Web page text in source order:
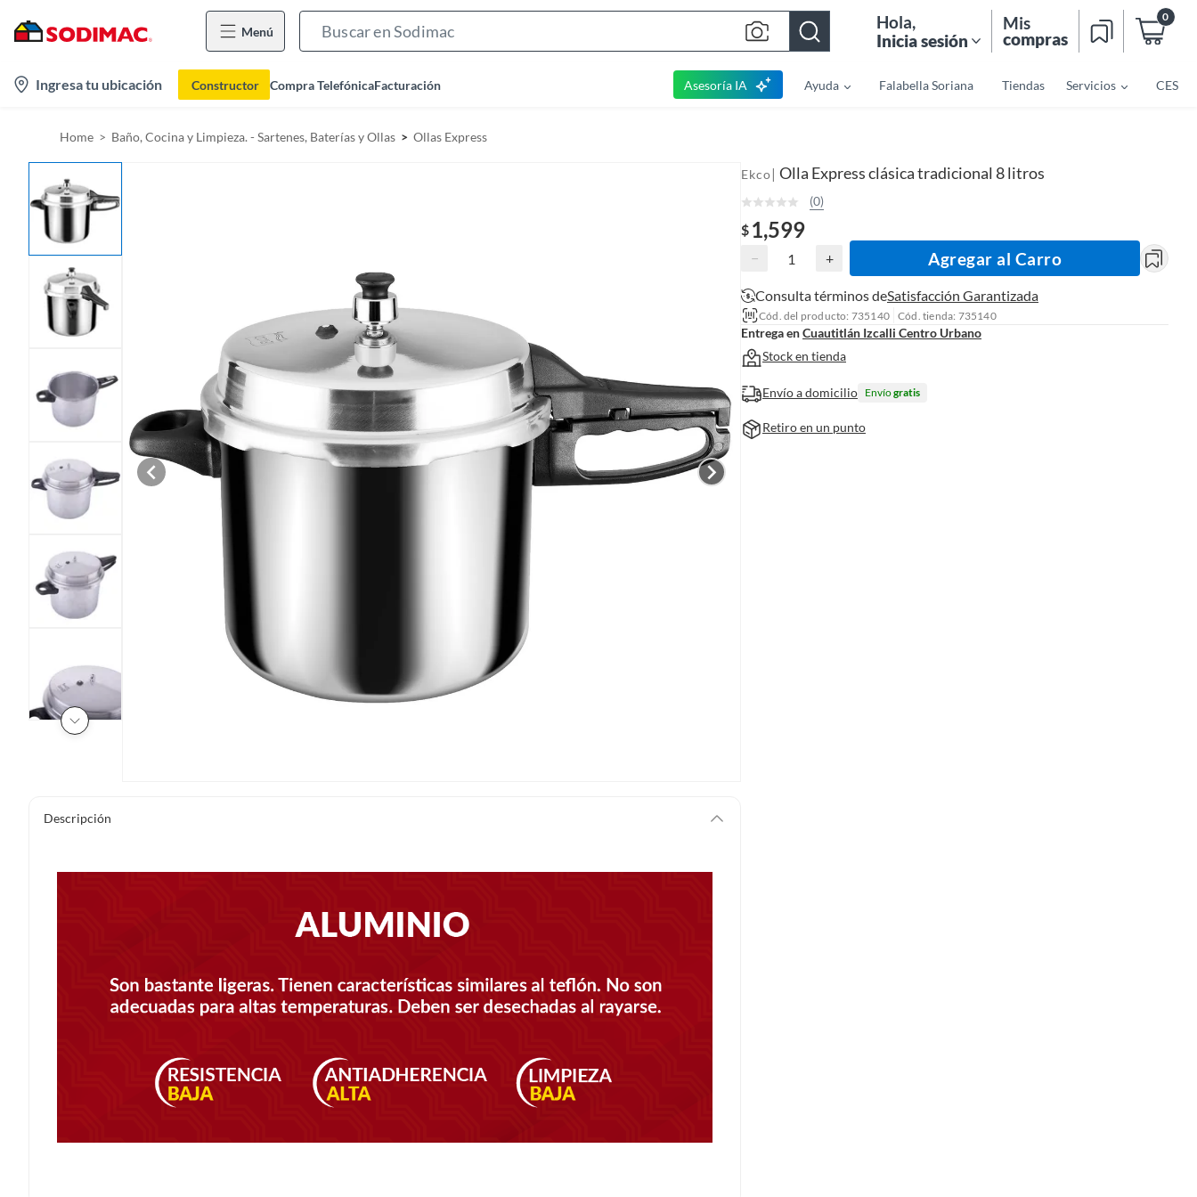
Menú Hola,
Inicia sesión
Mis
compras
0
Ingresa tu ubicación Constructor Compra TelefónicaFacturación Asesoría IA Ayuda Falabella Soriana Tiendas Servicios CES
Home Baño, Cocina y Limpieza. - Sartenes, Baterías y Ollas Ollas Express
Descripción
Ekco| Olla Express clásica tradicional 8 litros
(0)
$ 1,599
− + Agregar al Carro
Consulta términos deSatisfacción Garantizada
Cód. del producto: 735140 Cód. tienda: 735140
Entrega enCuautitlán Izcalli Centro Urbano
Stock en tienda
Envío a domicilio Envíogratis
Retiro en un punto